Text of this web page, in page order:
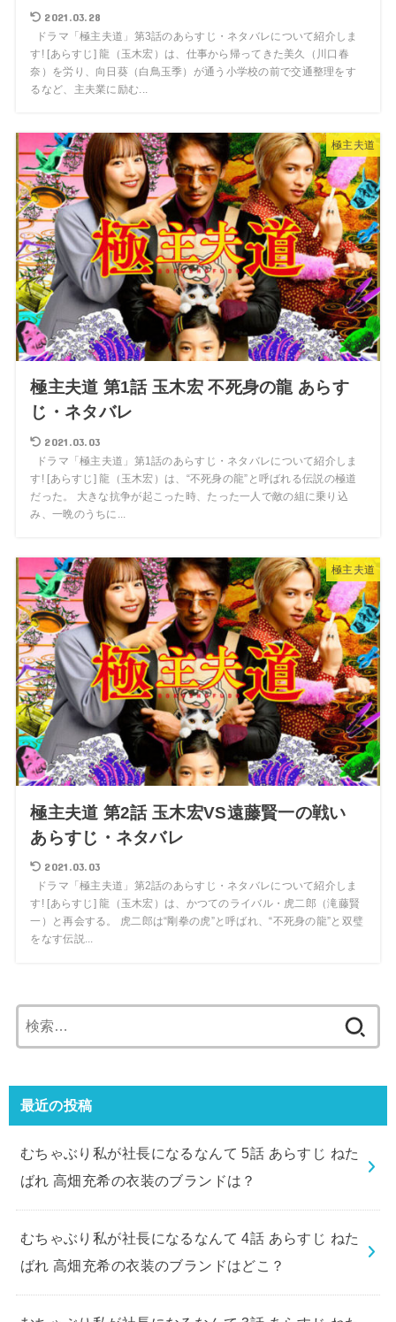
2021.03.28
ドラマ「極主夫道」第3話のあらすじ・ネタバレについて紹介しま
す! [あらすじ] 龍（玉木宏）は、仕事から帰ってきた美久（川口春
奈）を労り、向日葵（白鳥玉季）が通う小学校の前で交通整理をす
るなど、主夫業に励む...
極主夫道
極主夫道 第1話 玉木宏 不死身の龍 あらす
じ・ネタバレ
2021.03.03
ドラマ「極主夫道」第1話のあらすじ・ネタバレについて紹介しま
す! [あらすじ] 龍（玉木宏）は、“不死身の龍”と呼ばれる伝説の極道
だった。 大きな抗争が起こった時、たった一人で敵の組に乗り込
み、一晩のうちに...
極主夫道
極主夫道 第2話 玉木宏VS遠藤賢一の戦い
あらすじ・ネタバレ
2021.03.03
ドラマ「極主夫道」第2話のあらすじ・ネタバレについて紹介しま
す! [あらすじ] 龍（玉木宏）は、かつてのライバル・虎二郎（滝藤賢
一）と再会する。 虎二郎は“剛拳の虎”と呼ばれ、“不死身の龍”と双璧
をなす伝説...
索:
最近の投稿
むちゃぶり私が社長になるなんて 5話 あらすじ ねた
ばれ 高畑充希の衣装のブランドは？
むちゃぶり私が社長になるなんて 4話 あらすじ ねた
ばれ 高畑充希の衣装のブランドはどこ？